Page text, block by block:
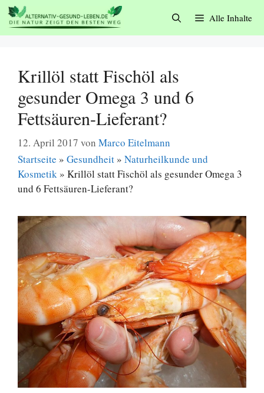
Zum
Inhalt
springen
Alle Inhalte
Krillöl statt Fischöl als
gesunder Omega 3 und 6
Fettsäuren-Lieferant?
12. April 2017 von Marco Eitelmann
Startseite » Gesundheit » Naturheilkunde und
Kosmetik » Krillöl statt Fischöl als gesunder Omega 3
und 6 Fettsäuren-Lieferant?